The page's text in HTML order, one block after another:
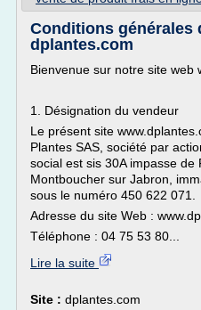
Conditions générales
dplantes.com
Bienvenue sur notre site web
1. Désignation du vendeur
Le présent site
Plantes SAS, société par
social est sis 30A impasse de
Montboucher sur Jabron,
sous le numéro 450 622 071.
Adresse du site Web :
Téléphone : 04 75 53 80...
Lire la suite
Site : dplantes.com